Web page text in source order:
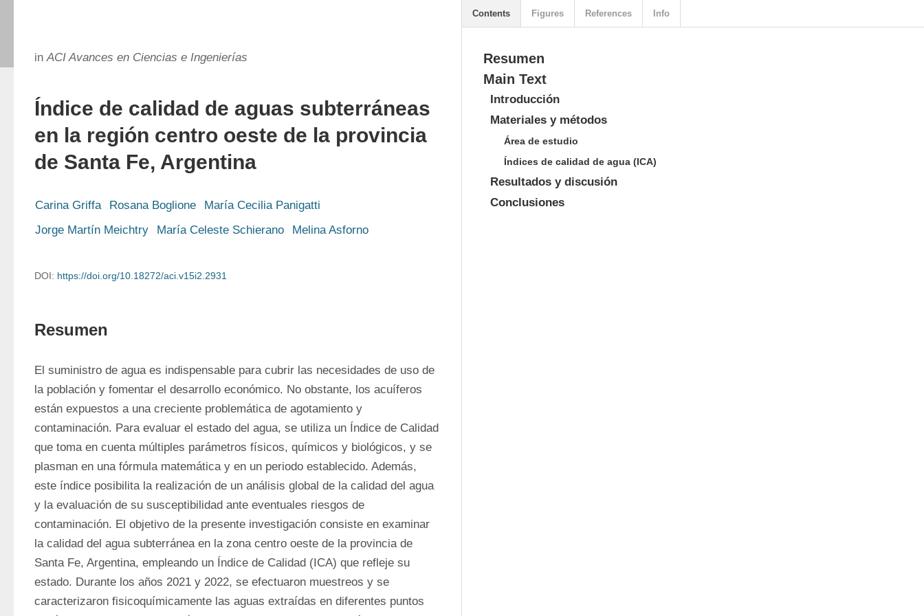
inACI Avances en Ciencias e Ingenierías
Índice de calidad de aguas subterráneas
en la región centro oeste de la provincia
de Santa Fe, Argentina
Carina Griffa Rosana Boglione
María Cecilia Panigatti
Jorge Martín Meichtry
María Celeste Schierano Melina Asforno
DOI: https://doi.org/10.18272/aci.v15i2.2931
Resumen
El suministro de agua es indispensable para cubrir las necesidades de uso de
la población y fomentar el desarrollo económico. No obstante, los acuíferos
están expuestos a una creciente problemática de agotamiento y
contaminación. Para evaluar el estado del agua, se utiliza un Índice de Calidad
que toma en cuenta múltiples parámetros físicos, químicos y biológicos, y se
plasman en una fórmula matemática y en un periodo establecido. Además,
este índice posibilita la realización de un análisis global de la calidad del agua
y la evaluación de su susceptibilidad ante eventuales riesgos de
contaminación. El objetivo de la presente investigación consiste en examinar
la calidad del agua subterránea en la zona centro oeste de la provincia de
Santa Fe, Argentina, empleando un Índice de Calidad (ICA) que refleje su
estado. Durante los años 2021 y 2022, se efectuaron muestreos y se
caracterizaron fisicoquímicamente las aguas extraídas en diferentes puntos
Resumen
Main Text
Introducción
Materiales y métodos
Área de estudio
Índices de calidad de agua (ICA)
Resultados y discusión
Conclusiones
Contents Figures References Info